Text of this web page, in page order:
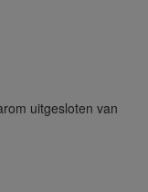
uitgesloten van